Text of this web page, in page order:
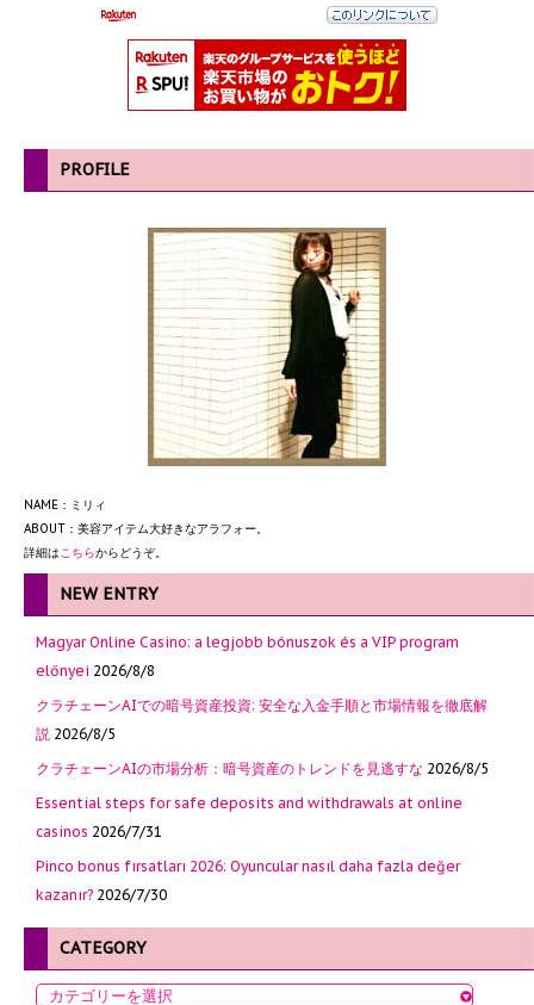
PROFILE
NAME：ミリィ
ABOUT：美容アイテム大好きなアラフォー。
詳細は こちらからどうぞ。
NEW ENTRY
Magyar Online Casino: a legjobb bónuszok és a VIP program
előnyei 2026/8/8
クラチェーンAIでの暗号資産投資: 安全な入金手順と市場情報を徹底解
説 2026/8/5
クラチェーンAIの市場分析：暗号資産のトレンドを見逃すな 2026/8/5
Essential steps for safe deposits and withdrawals at online
casinos 2026/7/31
Pinco bonus fırsatları 2026: Oyuncular nasıl daha fazla değer
kazanır? 2026/7/30
CATEGORY